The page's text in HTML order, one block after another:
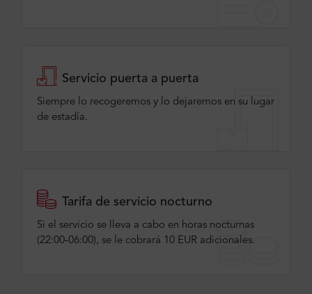
Servicio puerta a puerta
Siempre lo recogeremos y lo dejaremos en su lugar
de estadía.
Tarifa de servicio nocturno
Si el servicio se lleva a cabo en horas nocturnas
(22:00-06:00), se le cobrará 10 EUR adicionales.